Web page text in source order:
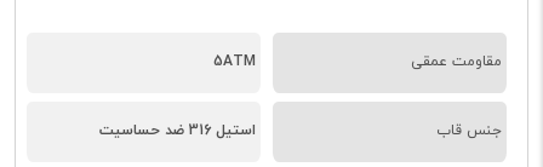
مقاومت عمقی 5ATM
جنس قاب استیل 316 ضد حساسیت